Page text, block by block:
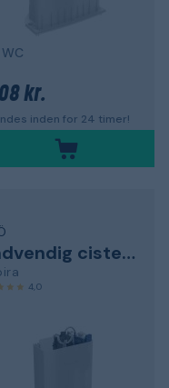
kr.
inden for 24 timer!
Indvendig cisterne
4,0